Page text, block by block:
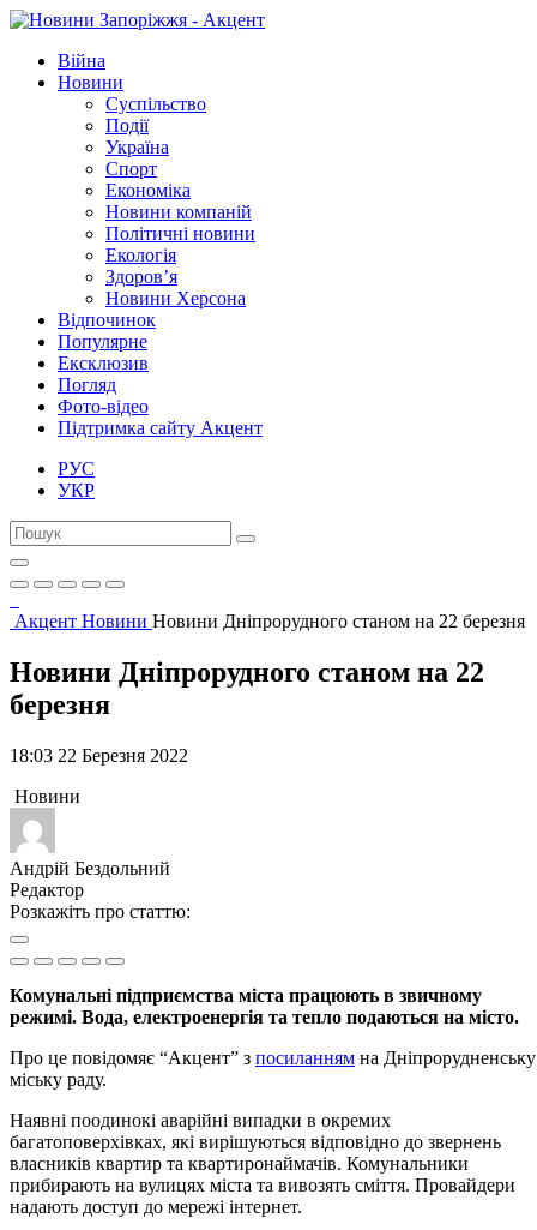
Війна
Новини
Суспільство
Події
Україна
Спорт
Економіка
Новини компаній
Політичні новини
Екологія
Здоров’я
Новини Херсона
Відпочинок
Популярне
Ексклюзив
Погляд
Фото-відео
Підтримка сайту Акцент
РУС
УКР
Акцент Новини Новини Дніпрорудного станом на 22 березня
Новини Дніпрорудного станом на 22
березня
18:03 22 Березня 2022
Новини
Андрій Бездольний
Редактор
Розкажіть про статтю:
Комунальні підприємства міста працюють в звичному
режимі. Вода, електроенергія та тепло подаються на місто.
Про це повідомяє “Акцент” з посиланням на Дніпрорудненську
міську раду.
Наявні поодинокі аварійні випадки в окремих
багатоповерхівках, які вирішуються відповідно до звернень
власників квартир та квартиронаймачів. Комунальники
прибирають на вулицях міста та вивозять сміття. Провайдери
надають доступ до мережі інтернет.